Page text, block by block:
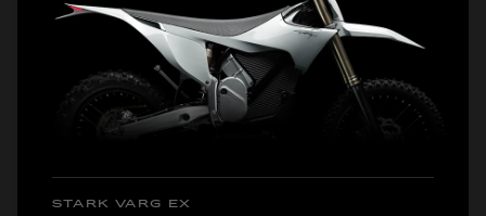
STARK VARG EX